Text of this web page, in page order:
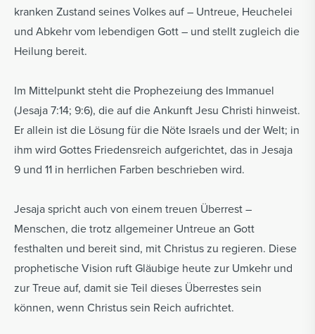
kranken Zustand seines Volkes auf – Untreue, Heuchelei
und Abkehr vom lebendigen Gott – und stellt zugleich die
Heilung bereit.
Im Mittelpunkt steht die Prophezeiung des Immanuel
(Jesaja 7:14; 9:6), die auf die Ankunft Jesu Christi hinweist.
Er allein ist die Lösung für die Nöte Israels und der Welt; in
ihm wird Gottes Friedensreich aufgerichtet, das in Jesaja
9 und 11 in herrlichen Farben beschrieben wird.
Jesaja spricht auch von einem treuen Überrest –
Menschen, die trotz allgemeiner Untreue an Gott
festhalten und bereit sind, mit Christus zu regieren. Diese
prophetische Vision ruft Gläubige heute zur Umkehr und
zur Treue auf, damit sie Teil dieses Überrestes sein
können, wenn Christus sein Reich aufrichtet.